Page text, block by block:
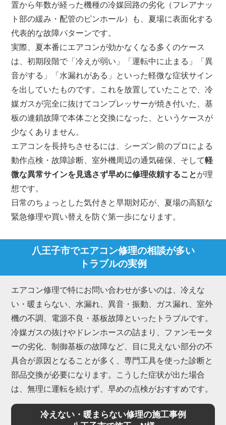
置から年数が経った機種の冷媒回路の劣化（フレアナッ
ト部の緩み・配管のピンホール）も、夏場に表面化する
代表的な故障パターンです。
実際、夏本番にエアコンが効かなくなる多くのケース
は、初期段階で「冷えが弱い」「運転中に止まる」「異
音がする」「水漏れがある」といった軽微な症状サイン
を出していたものです。これを放置していたことで、冷
媒ガスが完全に抜けてコンプレッサーが焼き付いた、基
板の連鎖故障で本体ごと交換になった、というケースが
少なくありません。
エアコンを長持ちさせるには、シーズン前のプロによる
動作点検・故障診断、室外機周辺の通気確保、そして軽
微な異常サインを見逃さず早めに修理依頼することが理
想です。
日常のちょっとした気付きと早期対応が、夏場の高額な
緊急修理や買い替えを防ぐ第一歩になります。
八王子市でエアコン修理の相談が多い
トラブルの実例
エアコン修理で特にお問い合わせが多いのは、冷えな
い・暖まらない、水漏れ、異音・振動、ガス漏れ、室外
機の不調、電源不良・基板故障といったトラブルです。
冷媒ガスの抜けやドレンホースの詰まり、ファンモータ
ーの劣化、制御基板の故障など、目に見えない部分の不
具合が原因となることが多く、専門工具を使った診断と
部品交換が必要になります。こうした症状が出た場合
は、無理に運転を続けず、早めの点検がおすすめです。
冷えない・暖まらない修理の施工事例